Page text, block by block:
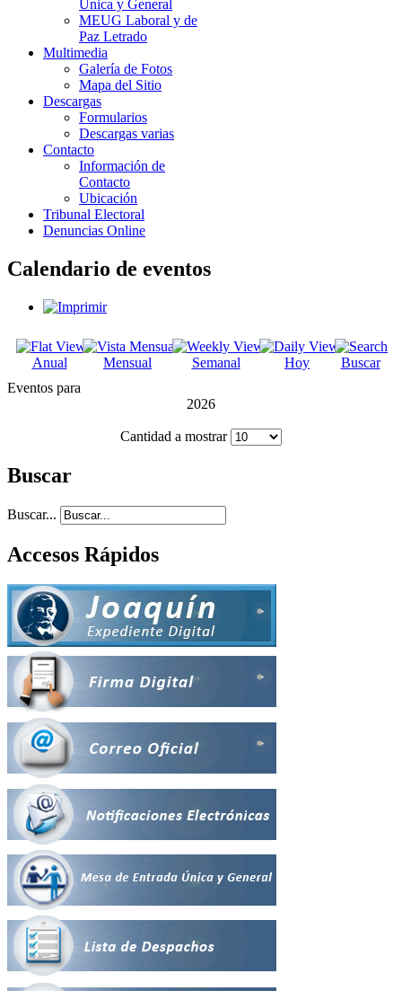
Única y General
MEUG Laboral y de
Paz Letrado
Multimedia
Galería de Fotos
Mapa del Sitio
Descargas
Formularios
Descargas varias
Contacto
Información de
Contacto
Ubicación
Tribunal Electoral
Denuncias Online
Calendario de eventos
Anual Mensual Semanal Hoy
Buscar
Eventos para
2026
Cantidad a mostrar
Buscar
Buscar...
Accesos Rápidos